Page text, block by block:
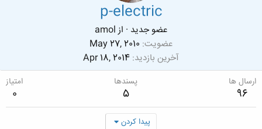
p-electric
عضو جدید · از amol
عضویت May 27, 2010
آخرین بازدید Apr 18, 2014
ارسال ها
96
پسندها
5
امتیاز
0
پیدا کردن